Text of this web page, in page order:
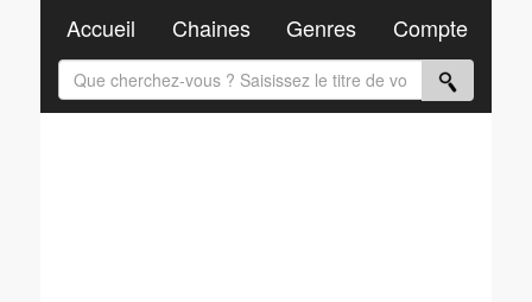
Accueil Chaines Genres Compte